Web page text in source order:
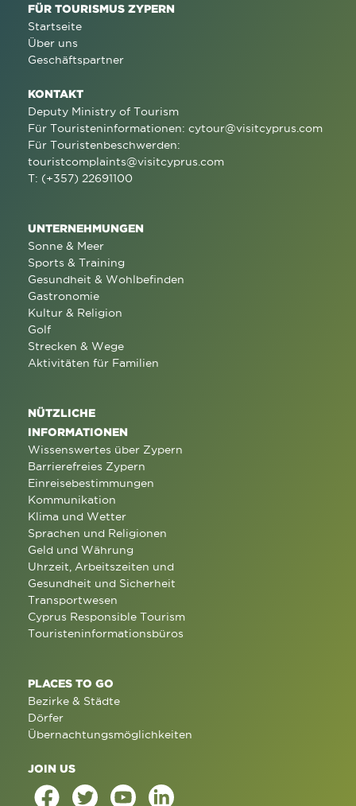
FÜR TOURISMUS ZYPERN
Startseite
Über uns
Geschäftspartner
KONTAKT
Deputy Ministry of Tourism
Für Touristeninformationen: cytour@visitcyprus.com
Für Touristenbeschwerden:
touristcomplaints@visitcyprus.com
T: (+357) 22691100
UNTERNEHMUNGEN
Sonne & Meer
Sports & Training
Gesundheit & Wohlbefinden
Gastronomie
Kultur & Religion
Golf
Strecken & Wege
Aktivitäten für Familien
NÜTZLICHE
INFORMATIONEN
Wissenswertes über Zypern
Barrierefreies Zypern
Einreisebestimmungen
Kommunikation
Klima und Wetter
Sprachen und Religionen
Geld und Währung
Uhrzeit, Arbeitszeiten und
Gesundheit und Sicherheit
Transportwesen
Cyprus Responsible Tourism
Touristeninformationsbüros
PLACES TO GO
Bezirke & Städte
Dörfer
Übernachtungsmöglichkeiten
JOIN US